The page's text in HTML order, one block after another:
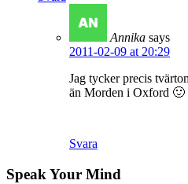
Annika says
2011-02-09 at 20:29
Jag tycker precis
än Morden i Oxford 🙂
Svara
Speak Your Mind